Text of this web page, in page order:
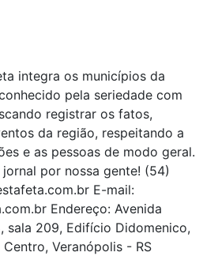
integra os municípios da
pela seriedade com
registrar os fatos,
da região, respeitando a
e as pessoas de modo geral.
por nossa gente! (54)
E-mail:
Endereço: Avenida
sala 209, Edifício Didomenico,
Veranópolis - RS